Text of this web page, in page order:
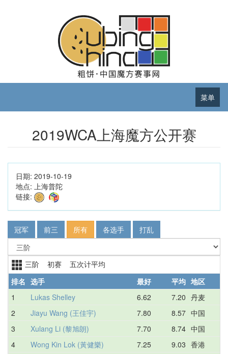
菜单
2019WCA上海魔方公开赛
日期: 2019-10-19
地点: 上海普陀
链接:
冠军 前三 所有 各选手 打乱
三阶 初赛 五次计平均
排名 选手 最好 平均 地区
1
Lukas Shelley 6.62 7.20 丹麦
2 Jiayu Wang (王佳宇) 7.80 8.57 中国
3 Xulang Li (黎旭朗) 7.70 8.74 中国
4 Wong Kin Lok (黃健樂) 7.25 9.03 香港